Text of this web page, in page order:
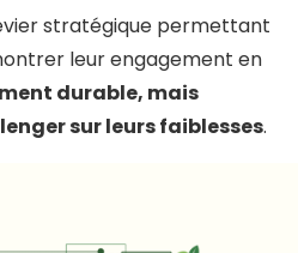
stratégique permettant
leur engagement en
durable, mais
sur leurs faiblesses.